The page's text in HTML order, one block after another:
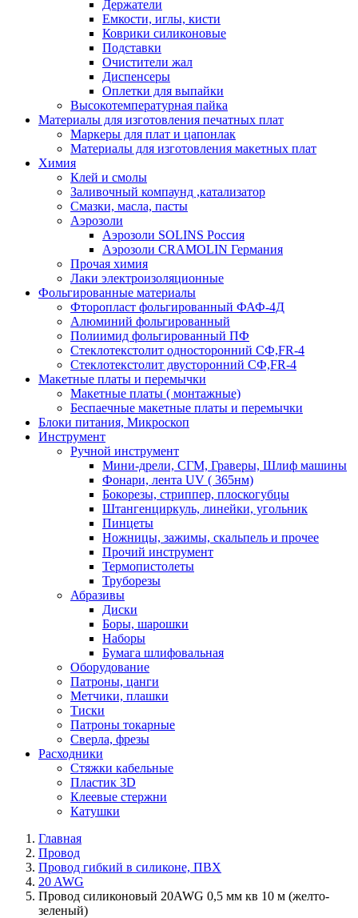
Держатели
Емкости, иглы, кисти
Коврики силиконовые
Подставки
Очистители жал
Диспенсеры
Оплетки для выпайки
Высокотемпературная пайка
Материалы для изготовления печатных плат
Маркеры для плат и цапонлак
Материалы для изготовления макетных плат
Химия
Клей и смолы
Заливочный компаунд ,катализатор
Смазки, масла, пасты
Аэрозоли
Аэрозоли SOLINS Россия
Аэрозоли CRAMOLIN Германия
Прочая химия
Лаки электроизоляционные
Фольгированные материалы
Фторопласт фольгированный ФАФ-4Д
Алюминий фольгированный
Полиимид фольгированный ПФ
Стеклотекстолит односторонний CФ,FR-4
Стеклотекстолит двусторонний СФ,FR-4
Макетные платы и перемычки
Макетные платы ( монтажные)
Беспаечные макетные платы и перемычки
Блоки питания, Микроскоп
Инструмент
Ручной инструмент
Мини-дрели, СГМ, Граверы, Шлиф машины
Фонари, лента UV ( 365нм)
Бокорезы, cтриппер, плоскогубцы
Штангенциркуль, линейки, угольник
Пинцеты
Ножницы, зажимы, скальпель и прочее
Прочий инструмент
Термопистолеты
Труборезы
Абразивы
Диски
Боры, шарошки
Наборы
Бумага шлифовальная
Оборудование
Патроны, цанги
Метчики, плашки
Тиски
Патроны токарные
Сверла, фрезы
Расходники
Стяжки кабельные
Пластик 3D
Клеевые стержни
Катушки
Главная
Провод
Провод гибкий в силиконе, ПВХ
20 AWG
Провод силиконовый 20AWG 0,5 мм кв 10 м (желто-
зеленый)